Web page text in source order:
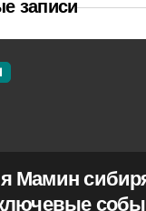
записи
Мамин